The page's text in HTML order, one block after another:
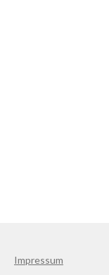
Impressum